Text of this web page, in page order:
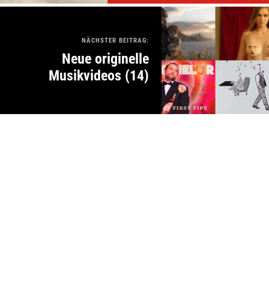
NÄCHSTER BEITRAG:
Neue originelle
Musikvideos (14)